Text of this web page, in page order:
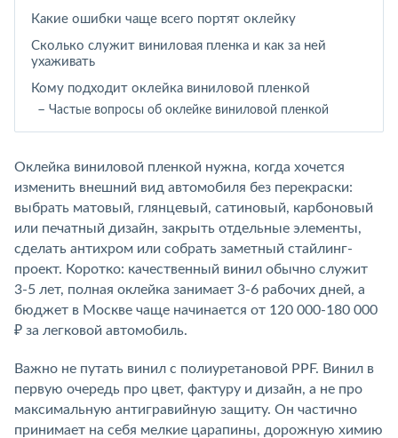
Оклейка виниловой пленкой нужна, когда хочется
изменить внешний вид автомобиля без перекраски:
выбрать матовый, глянцевый, сатиновый, карбоновый
или печатный дизайн, закрыть отдельные элементы,
сделать антихром или собрать заметный стайлинг-
проект. Коротко: качественный винил обычно служит
3-5 лет, полная оклейка занимает 3-6 рабочих дней, а
бюджет в Москве чаще начинается от 120 000-180 000
₽ за легковой автомобиль.
Важно не путать винил с полиуретановой PPF. Винил в
первую очередь про цвет, фактуру и дизайн, а не про
максимальную антигравийную защиту. Он частично
принимает на себя мелкие царапины, дорожную химию
Какие ошибки чаще всего портят оклейку
Сколько служит виниловая пленка и как за ней
ухаживать
Кому подходит оклейка виниловой пленкой
Частые вопросы об оклейке виниловой пленкой